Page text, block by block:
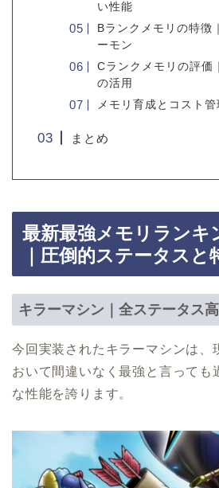
い性能
Bランクメモリの特徴
ーモン
Cランクメモリの評価
の活用
メモリ育成とコスト管
まとめ
最新最強メモリランキ
｜圧倒的ステータスと
キラーマシン｜全ステータス
今回実装されたキラーマシンは、
おいて間違いなく最強と言っても
な性能を誇ります。